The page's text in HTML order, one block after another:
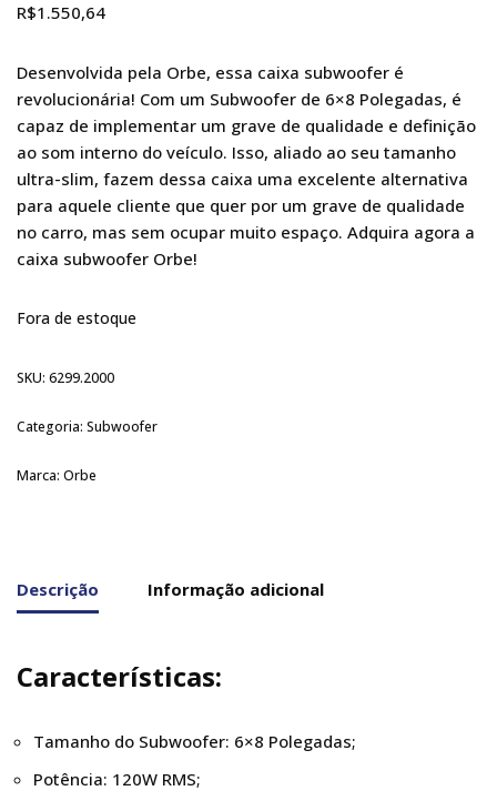
R$1.550,64
Desenvolvida pela Orbe, essa caixa subwoofer é
revolucionária! Com um Subwoofer de 6×8 Polegadas, é
capaz de implementar um grave de qualidade e definição
ao som interno do veículo. Isso, aliado ao seu tamanho
ultra-slim, fazem dessa caixa uma excelente alternativa
para aquele cliente que quer por um grave de qualidade
no carro, mas sem ocupar muito espaço. Adquira agora a
caixa subwoofer Orbe!
Fora de estoque
SKU: 6299.2000
Categoria: Subwoofer
Marca: Orbe
Descrição Informação adicional
Características:
Tamanho do Subwoofer: 6×8 Polegadas;
Potência: 120W RMS;